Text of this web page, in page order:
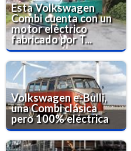
Esta Volkswagen
Combi cuenta con un
motor eléctrico
fabricado por T...
Volkswagen e-Bulli,
una Combi clásica
pero 100% eléctrica